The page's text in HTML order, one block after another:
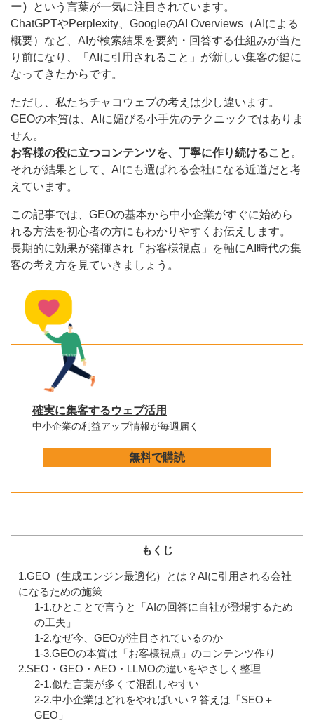
ー）
という言葉が一気に注目されています。
ChatGPTやPerplexity、GoogleのAI Overviews（AIによる
概要）など、AIが検索結果を要約・回答する仕組みが当た
り前になり、「AIに引用されること」が新しい集客の鍵に
なってきたからです。
ただし、私たちチャコウェブの考えは少し違います。
GEOの本質は、AIに媚びる小手先のテクニックではありま
せん。
お客様の役に立つコンテンツを、丁寧に作り続けること 。
それが結果として、AIにも選ばれる会社になる近道だと考
えています。
この記事では、GEOの基本から中小企業がすぐに始めら
れる方法を初心者の方にもわかりやすくお伝えします。
長期的に効果が発揮され「お客様視点」を軸にAI時代の集
客の考え方を見ていきましょう。
確実に集客するウェブ活用
中小企業の利益アップ情報が毎週届く
無料で購読
もくじ
1.GEO（生成エンジン最適化）とは？AIに引用される会社
になるための施策
1-1.ひとことで言うと「AIの回答に自社が登場するため
の工夫」
1-2.なぜ今、GEOが注目されているのか
1-3.GEOの本質は「お客様視点」のコンテンツ作り
2.SEO・GEO・AEO・LLMOの違いをやさしく整理
2-1.似た言葉が多くて混乱しやすい
2-2.中小企業はどれをやればいい？答えは「SEO＋
GEO」